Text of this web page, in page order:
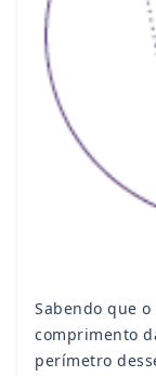
Sabendo que
comprimento
perímetro